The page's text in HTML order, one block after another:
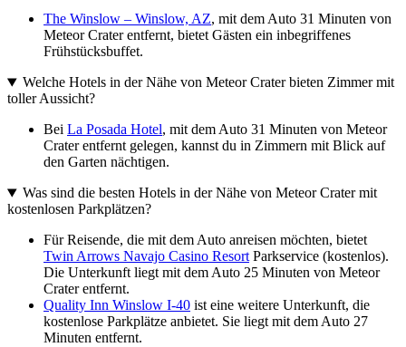
The Winslow – Winslow, AZ, mit dem Auto 31 Minuten von
Meteor Crater entfernt, bietet Gästen ein inbegriffenes
Frühstücksbuffet.
Welche Hotels in der Nähe von Meteor Crater bieten Zimmer mit
toller Aussicht?
Bei La Posada Hotel, mit dem Auto 31 Minuten von Meteor
Crater entfernt gelegen, kannst du in Zimmern mit Blick auf
den Garten nächtigen.
Was sind die besten Hotels in der Nähe von Meteor Crater mit
kostenlosen Parkplätzen?
Für Reisende, die mit dem Auto anreisen möchten, bietet
Twin Arrows Navajo Casino ResortParkservice (kostenlos).
Die Unterkunft liegt mit dem Auto 25 Minuten von Meteor
Crater entfernt.
Quality Inn Winslow I-40 ist eine weitere Unterkunft, die
kostenlose Parkplätze anbietet. Sie liegt mit dem Auto 27
Minuten entfernt.